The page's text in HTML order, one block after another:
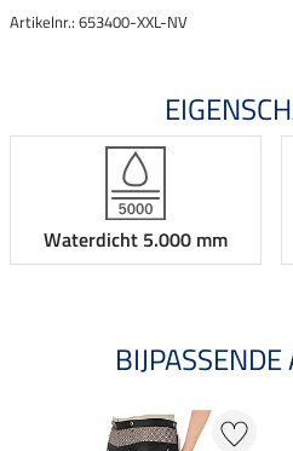
Artikelnr.: 653400-XXL-NV
Waterdicht 5.000 mm